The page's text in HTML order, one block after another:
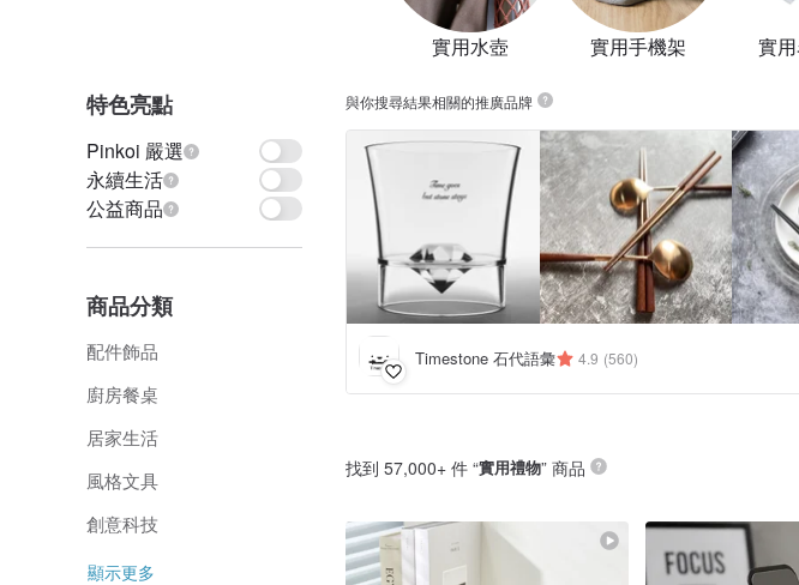
實用水壺 實用手機架 實
特色亮點
Pinkoi 嚴選
永續生活
公益商品
商品分類
配件飾品
廚房餐桌
居家生活
風格文具
創意科技
顯示更多
與你搜尋結果相關的推廣品牌
Timestone 石代語彙 4.9 (560)
找到 57,000+ 件 “實用禮物” 商品